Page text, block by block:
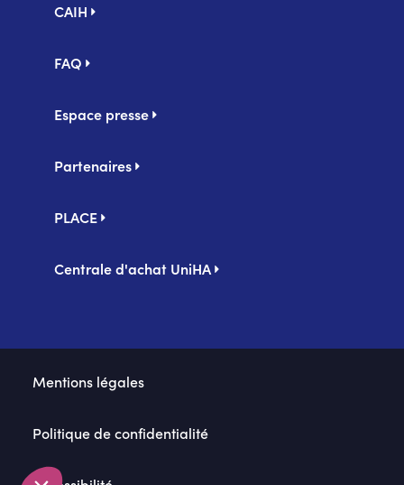
de
CAIH
FAQ
Espace presse
Partenaires
PLACE
Centrale d'achat UniHA
footerMentions légales
Politique de confidentialité